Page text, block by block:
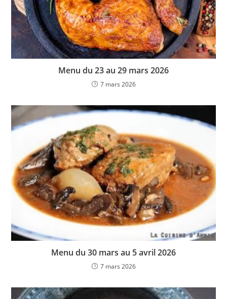
Menu du 23 au 29 mars 2026
7 mars 2026
Menu du 30 mars au 5 avril 2026
7 mars 2026